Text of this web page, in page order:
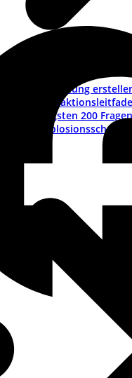
Betriebsanleitung
Muster-
Die wichtigsten 200
ATEX – Explosionsschutz